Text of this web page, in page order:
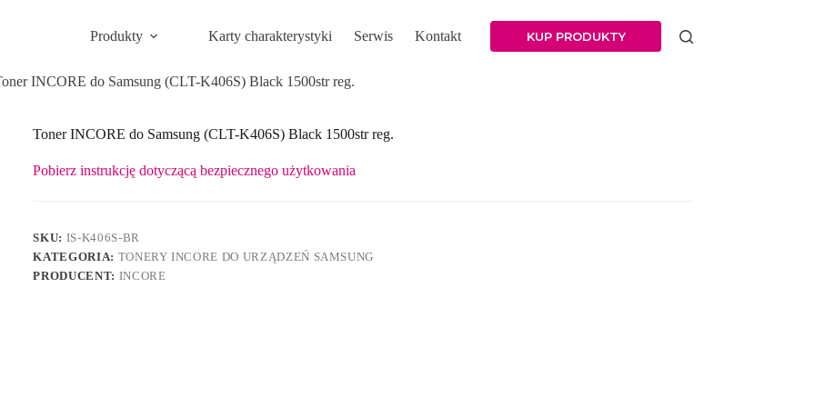
Produkty Karty charakterystyki Serwis Kontakt KUP PRODUKTY
INCORE do Samsung (CLT-K406S) Black 1500str reg.
Toner INCORE do Samsung (CLT-K406S) Black 1500str reg.
Pobierz instrukcję dotyczącą bezpiecznego użytkowania
SKU: IS-K406S-BR
KATEGORIA: TONERY INCORE DO URZĄDZEŃ SAMSUNG
PRODUCENT: INCORE